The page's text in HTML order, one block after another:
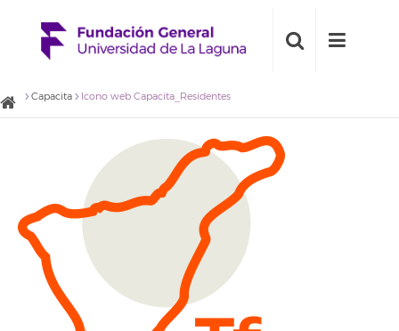
Capacita Icono web Capacita_Residentes